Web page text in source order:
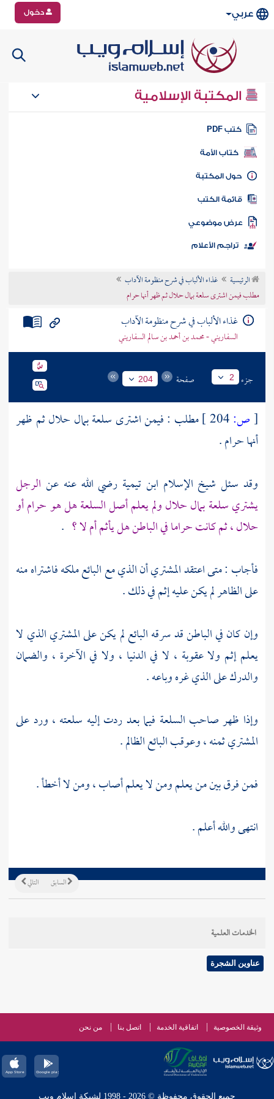
عربي دخول
المكتبة الإسلامية
كتب PDF
كتاب الأمة
المكتبة
الكتب
موضوعي
تراجم الأعلام
الرئيسية
غذاء الألباب في شرح منظومة الآداب
مطلب فيمن اشترى سلعة بمال حلال ثم ظهر أنها حرام
غذاء الألباب في شرح منظومة الآداب
السفاريني - محمد بن أحمد بن سالم السفاريني
جزء 2 صفحة 204
[ص:
مطلب : فيمن اشترى سلعة بمال حلال ثم ظهر
أنها حرام .
وقد سئل شيخ الإسلام ابن تيمية رضي الله عنه عن الرجل
يشتري سلعة بمال حلال ولم يعلم أصل السلعة هل هو حرام أو
حلال ، ثم كانت حراما في الباطن هل يأثم أم لا ؟ .
فأجاب : متى اعتقد المشتري أن الذي مع البائع ملكه فاشتراه منه
على الظاهر لم يكن عليه إثم في ذلك .
وإن كان في الباطن قد سرقه البائع لم يكن على المشتري الذي لا
يعلم إثم ولا عقوبة ، لا في الدنيا ، ولا في الآخرة ، والضمان
والدرك على الذي غره وباعه .
وإذا ظهر صاحب السلعة فيما بعد ردت إليه سلعته ، ورد على
المشتري ثمنه ، وعوقب البائع الظالم .
فمن فرق بين من يعلم ومن لا يعلم أصاب ، ومن لا أخطأ .
انتهى والله أعلم .
التالي السابق
الخدمات العلمية
عناوين الشجرة
وثيقة الخصوصية اتفاقية الخدمة اتصل بنا من نحن
جميع الحقوق محفوظة © 2026 - 1998 لشبكة إسلام ويب